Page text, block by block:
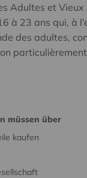
Adultes et
à 23 ans qui, à
des adultes,
müssen über
kaufen